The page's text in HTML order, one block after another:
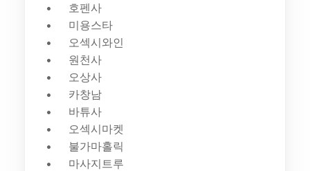
호펜사
미용스타
오섹시와인
원천사
오상사
카창남
바튜사
오섹시마켓
불가마홀릭
마사지트루